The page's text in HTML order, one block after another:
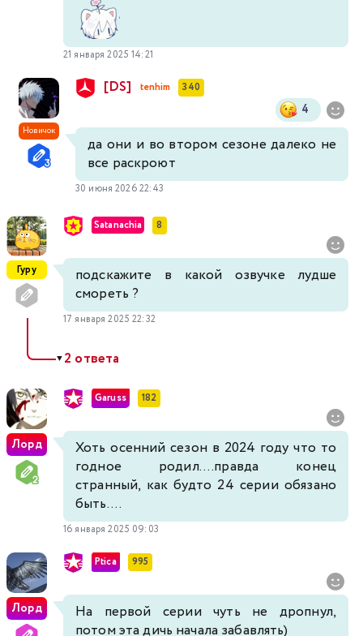
21 января 2025 14:21
Новичок
[DS] tenhim 340
4
да они и во втором сезоне далеко не
все раскроют
30 июня 2026 22:43
Гуру
Satanachia 8
подскажите в какой озвучке лудше
смореть ?
17 января 2025 22:32
▼2 ответа
Лорд
Garuss 182
Хоть осенний сезон в 2024 году что то
годное родил....правда конец
странный, как будто 24 серии обязано
быть....
16 января 2025 09:03
Лорд
Ptica 995
На первой серии чуть не дропнул,
потом эта дичь начала забавлять)